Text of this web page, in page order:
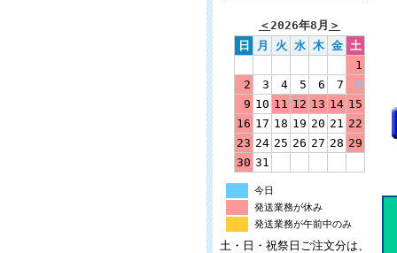
＜2026年8月 ＞
日
月 火 水 木 金 土
1
2
3 4 5 6 7
8
9 10 11 12 13 14 15
16 17 18 19 20 21 22
23 24 25 26 27 28 29
30 31
今日
発送業務が休み
発送業務が午前中のみ
土・日・祝祭日ご注文分は、